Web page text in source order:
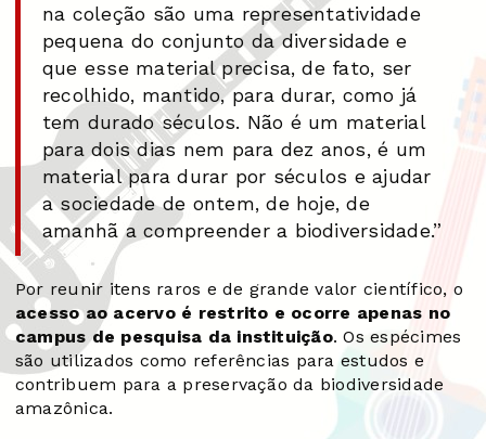
na coleção são uma representatividade
pequena do conjunto da diversidade e
que esse material precisa, de fato, ser
recolhido, mantido, para durar, como já
tem durado séculos. Não é um material
para dois dias nem para dez anos, é um
material para durar por séculos e ajudar
a sociedade de ontem, de hoje, de
amanhã a compreender a biodiversidade.”
Por reunir itens raros e de grande valor científico, o
acesso ao acervo é restrito e ocorre apenas no
campus de pesquisa da instituição. Os espécimes
são utilizados como referências para estudos e
contribuem para a preservação da biodiversidade
amazônica.